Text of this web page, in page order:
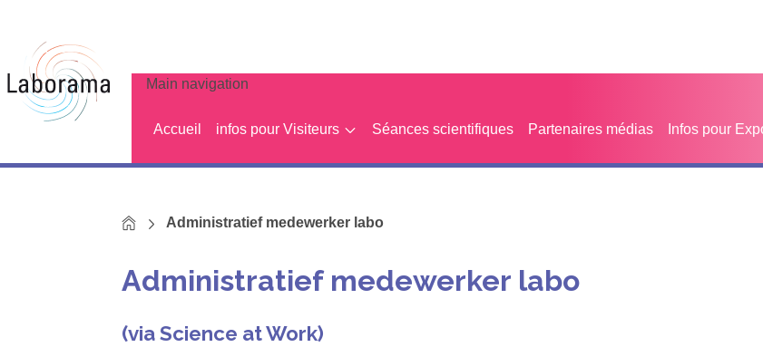
Main navigation
Accueil infos pour Visiteurs Séances scientifiques Partenaires médias Infos pour
HomeAdministratief medewerker labo
Administratief medewerker labo
(via Science at Work)